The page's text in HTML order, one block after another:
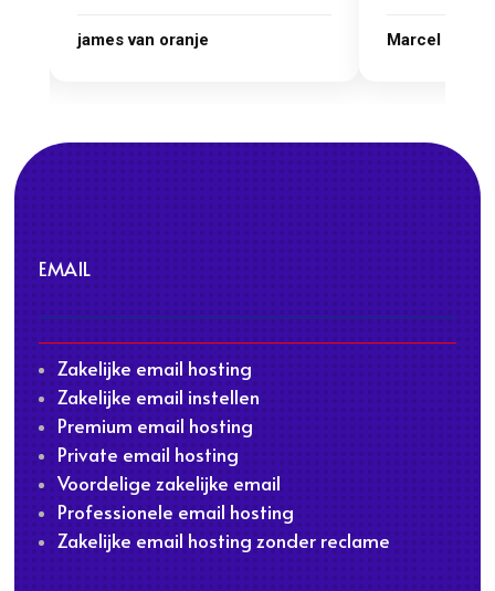
james van oranje Marcel Thijs
EMAIL
Zakelijke email hosting
Zakelijke email instellen
Premium email hosting
Private email hosting
Voordelige zakelijke email
Professionele email hosting
Zakelijke email hosting zonder reclame